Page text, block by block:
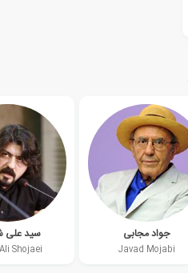
جواد مجابی
Javad Mojabi
سید علی
Shojaei